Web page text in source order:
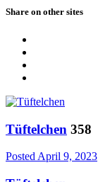
Share on other sites
Tüftelchen 358
Posted April 9, 2023